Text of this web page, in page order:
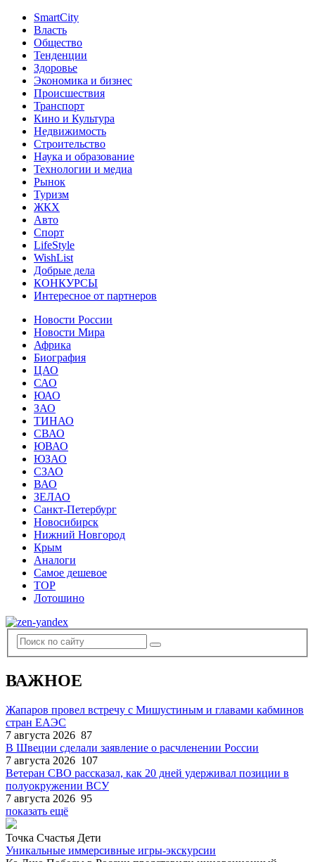
SmartCity
Власть
Общество
Тенденции
Здоровье
Экономика и бизнес
Происшествия
Транспорт
Кино и Культура
Недвижимость
Строительство
Наука и образование
Технологии и медиа
Рынок
Туризм
ЖКХ
Авто
Спорт
LifeStyle
WishList
Добрые дела
КОНКУРСЫ
Интересное от партнеров
Новости России
Новости Мира
Африка
Биография
ЦАО
САО
ЮАО
ЗАО
ТИНАО
СВАО
ЮВАО
ЮЗАО
СЗАО
ВАО
ЗЕЛАО
Санкт-Петербург
Новосибирск
Нижний Новгород
Крым
Аналоги
Самое дешевое
TOP
Лотошино
ВАЖНОЕ
Жапаров провел встречу с Мишустиным и главами кабминов
стран ЕАЭС
7 августа 2026 87
В Швеции сделали заявление о расчленении России
7 августа 2026 107
Ветеран СВО рассказал, как 20 дней удерживал позиции в
полуокружении ВСУ
7 августа 2026 95
показать ещё
Точка Счастья Дети
Уникальные иммерсивные игры-экскурсии